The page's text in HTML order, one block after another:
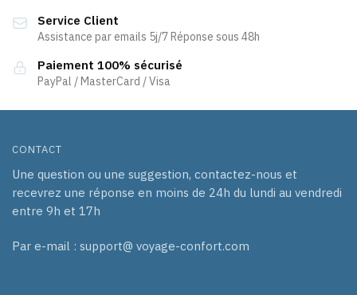
Service Client
Assistance par emails 5j/7 Réponse sous 48h
Paiement 100% sécurisé
PayPal / MasterCard / Visa
CONTACT
Une question ou une suggestion, contactez-nous et
recevrez une réponse en moins de 24h du lundi au vendredi
entre 9h et 17h
Par e-mail : support@ voyage-confort.com